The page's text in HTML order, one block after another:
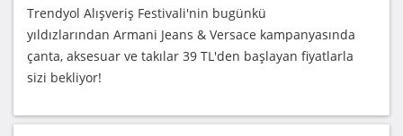
Trendyol Alışveriş Festivali'nin bugünkü
yıldızlarından Armani Jeans & Versace kampanyasında
çanta, aksesuar ve takılar 39 TL'den başlayan fiyatlarla
sizi bekliyor!